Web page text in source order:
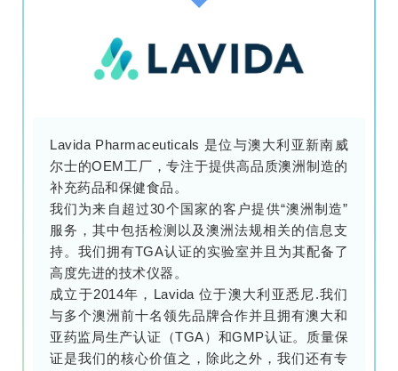
Lavida Pharmaceuticals 是位与澳大利亚新南威
尔士的OEM工厂，专注于提供高品质澳洲制造的
补充药品和保健食品。
我们为来自超过30个国家的客户提供“澳洲制造”
服务，其中包括检测以及澳洲法规相关的信息支
持。我们拥有TGA认证的实验室并且为其配备了
高度先进的技术仪器。
成立于2014年，Lavida 位于澳大利亚悉尼.我们
与多个澳洲前十名领先品牌合作并且拥有澳大和
亚药监局生产认证（TGA）和GMP认证。质量保
证是我们的核心价值之，除此之外，我们还有专